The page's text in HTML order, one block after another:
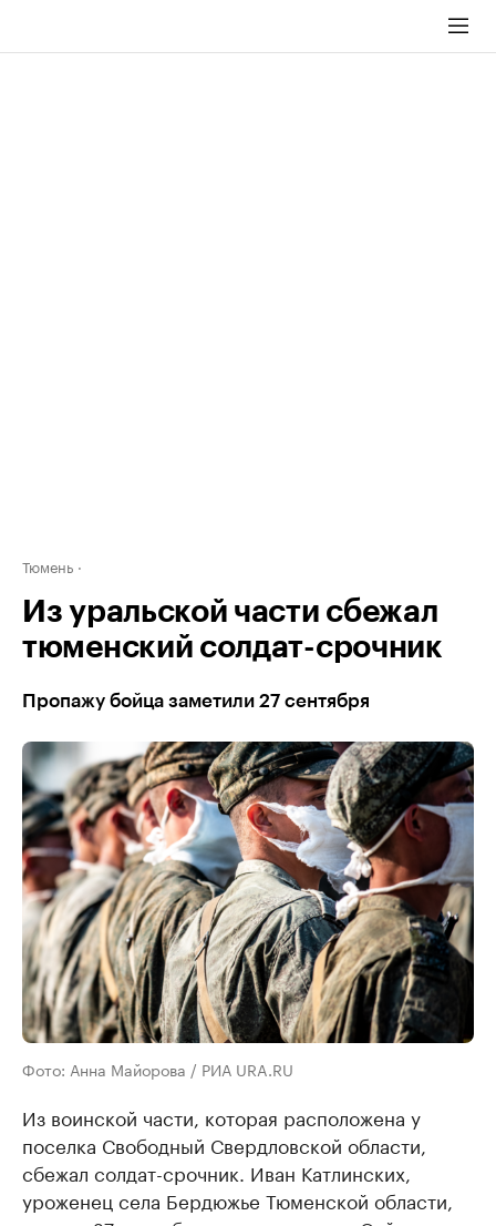
Тюмень
Из уральской части сбежал
тюменский солдат-срочник
Пропажу бойца заметили 27 сентября
Фото: Анна Майорова / РИА URA.RU
Из воинской части, которая расположена у
поселка Свободный Свердловской области,
сбежал солдат-срочник. Иван Катлинских,
уроженец села Бердюжье Тюменской области,